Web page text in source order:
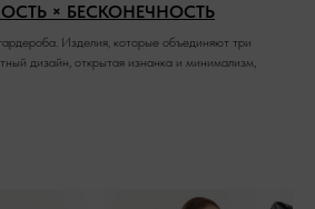
× БЕСКОНЕЧНОСТЬ
Изделия, которые объединяют три
дизайн, открытая изнанка и минимализм,